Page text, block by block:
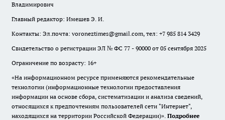
Владимирович
Главный редактор: Имешев Э. И.
Контакты: Эл.почта: voroneztimes@gmail.com, тел: +7 985 814 3429
Свидетельство о регистрации ЭЛ № ФС 77 - 90000 от 05 сентября 2025
Ограничение по возрасту: 16+
«На информационном ресурсе применяются рекомендательные
технологии (информационные технологии предоставления
информации на основе сбора, систематизации и анализа сведений,
относящихся к предпочтениям пользователей сети "Интернет",
находящихся на территории Российской Федерации)». Подробнее